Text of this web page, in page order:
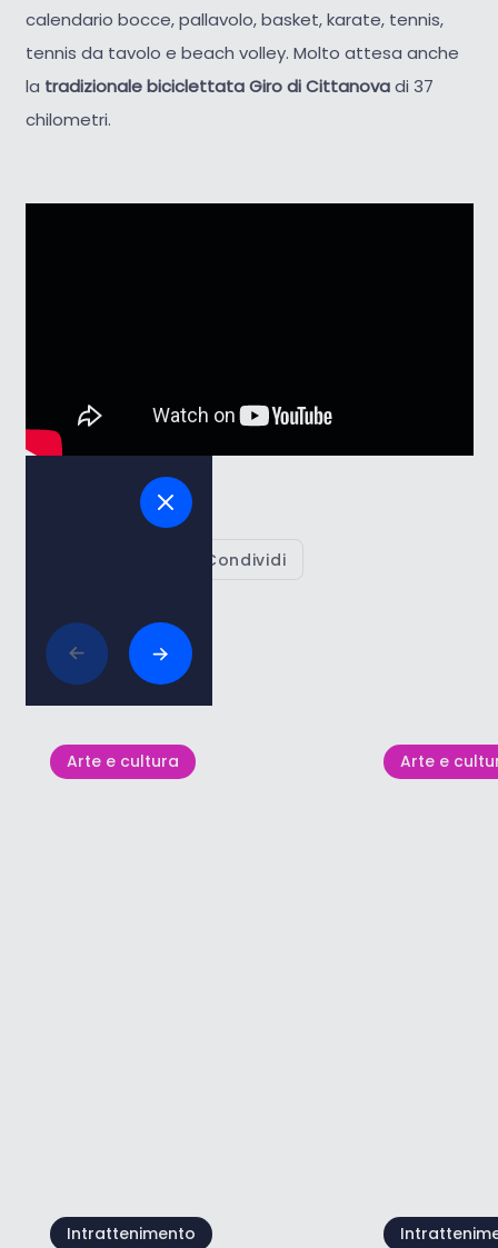
calendario bocce, pallavolo, basket, karate, tennis,
tennis da tavolo e beach volley. Molto attesa anche
la tradizionale biciclettata Giro di Cittanovadi 37
chilometri.
Condividi
Arte e cultura Arte e
Intrattenimento